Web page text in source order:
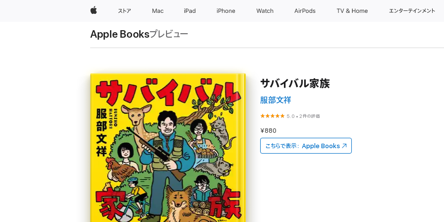
Appleストア Mac iPad iPhone Watch AirPods TV & Home エンターテインメント
Apple Booksプレビュー
サバイバル家族
服部文祥
5.0 •2件の評価
¥880
こちらで表示： Apple Books